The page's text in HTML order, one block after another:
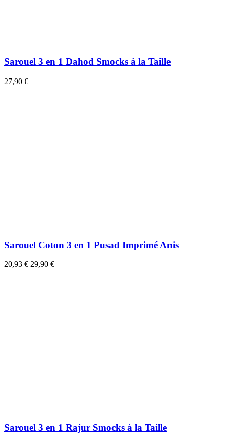
Sarouel 3 en 1 Dahod Smocks à la Taille
27,90 €
Sarouel Coton 3 en 1 Pusad Imprimé Anis
20,93 € 29,90 €
Sarouel 3 en 1 Rajur Smocks à la Taille